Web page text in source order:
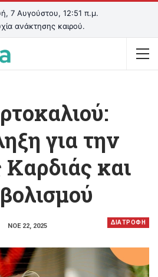
7 Αυγούστου, 12:51 π.μ.
ανάκτησης καιρού.
για την
Καρδιάς και
ΔΙΑΤΡΟΦΗ
ΝΟΕ 22, 2025